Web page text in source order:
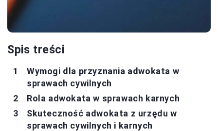
Spis treści
Wymogi dla przyznania adwokata w
sprawach cywilnych
Rola adwokata w sprawach karnych
Skuteczność adwokata z urzędu w
sprawach cywilnych i karnych